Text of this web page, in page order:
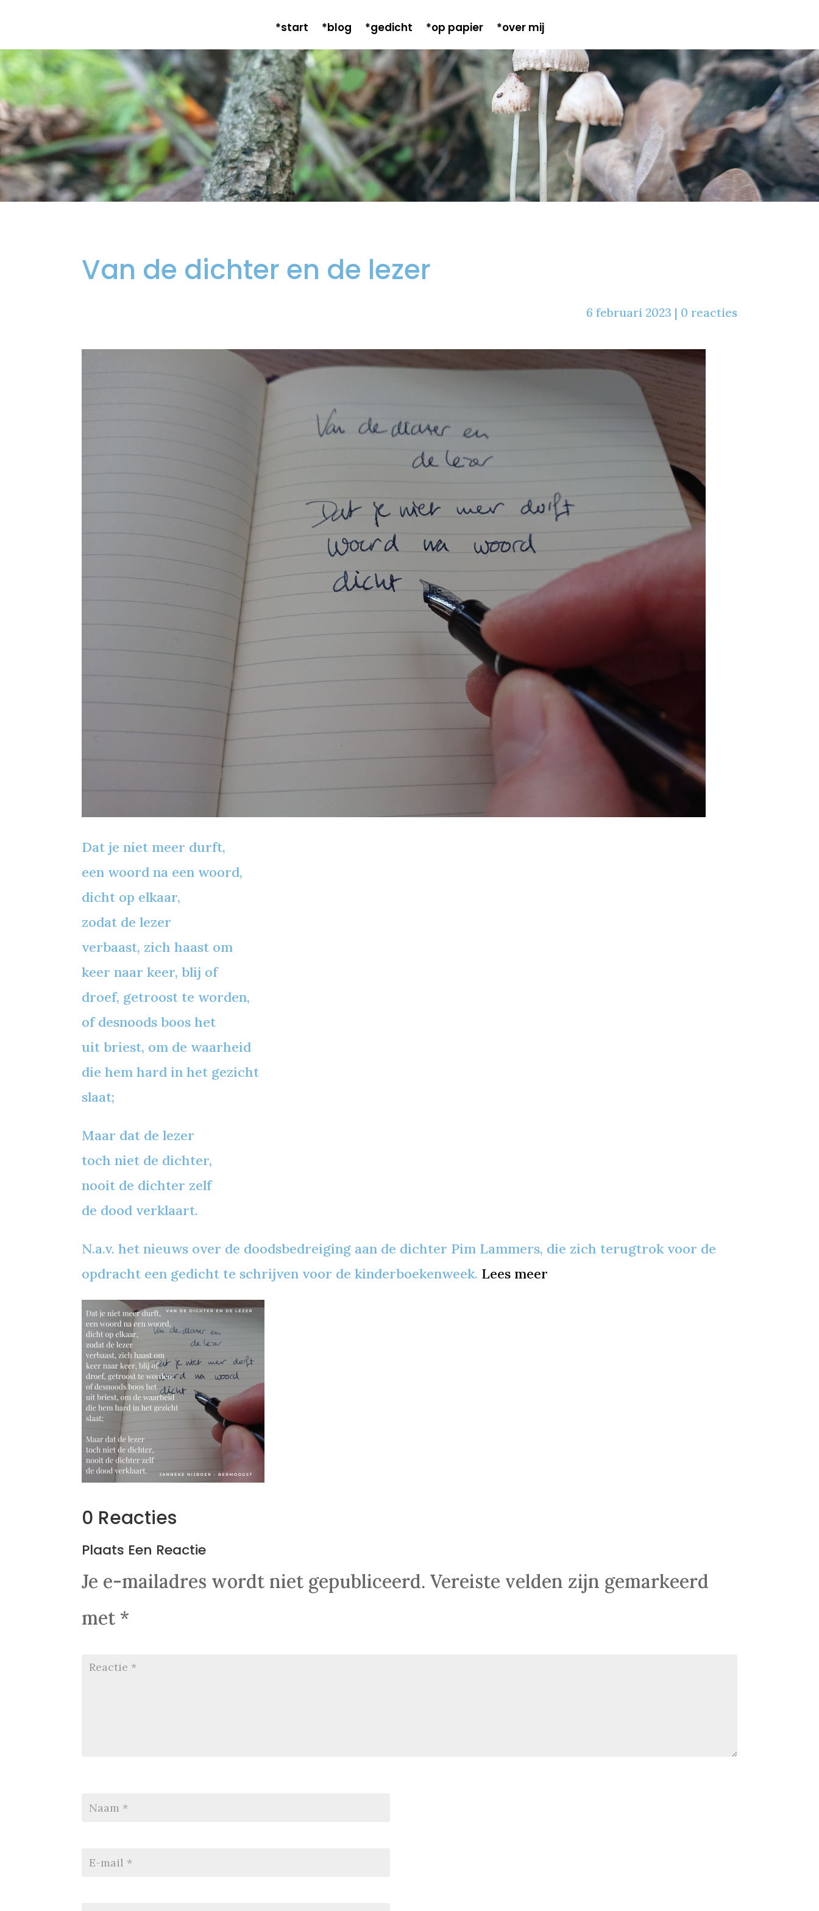
*start *blog *gedicht *op papier *over mij
Van de dichter en de lezer
6 februari 2023 | 0 reacties
Dat je niet meer durft,
een woord na een woord,
dicht op elkaar,
zodat de lezer
verbaast, zich haast om
keer naar keer, blij of
droef, getroost te worden,
of desnoods boos het
uit briest, om de waarheid
die hem hard in het gezicht
slaat;
Maar dat de lezer
toch niet de dichter,
nooit de dichter zelf
de dood verklaart.
N.a.v. het nieuws over de doodsbedreiging aan de dichter Pim Lammers, die zich terugtrok voor de
opdracht een gedicht te schrijven voor de kinderboekenweek. Lees meer
0 Reacties
Plaats Een Reactie
Je e-mailadres wordt niet gepubliceerd. Vereiste velden zijn gemarkeerd
met *